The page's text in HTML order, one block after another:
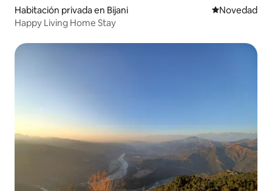
Habitación privada en Bijani Lugar para
Novedad
Happy Living Home Stay